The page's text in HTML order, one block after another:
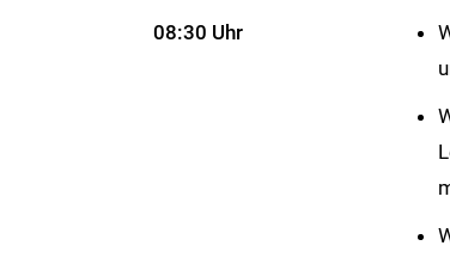
08:30 Uhr